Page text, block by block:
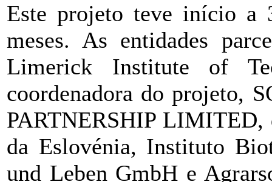
Este projeto teve início a
meses. As entidades
Limerick Institute of
coordenadora do projeto,
PARTNERSHIP LIMITED,
da Eslovénia, Instituto
und Leben GmbH e